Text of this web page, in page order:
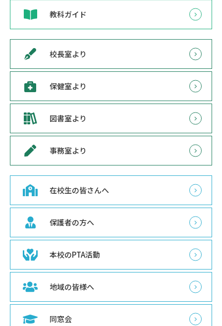
教科ガイド
校長室より
保健室より
図書室より
事務室より
在校生の皆さんへ
保護者の方へ
本校のPTA活動
地域の皆様へ
同窓会